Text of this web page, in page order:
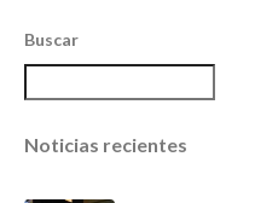
Buscar
Noticias recientes